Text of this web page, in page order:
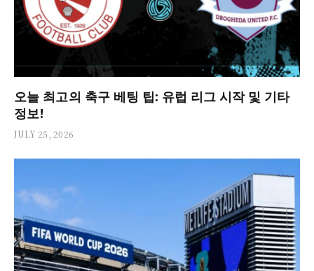
오늘 최고의 축구 베팅 팁: 유럽 리그 시작 및 기타
정보!
JULY 25, 2026